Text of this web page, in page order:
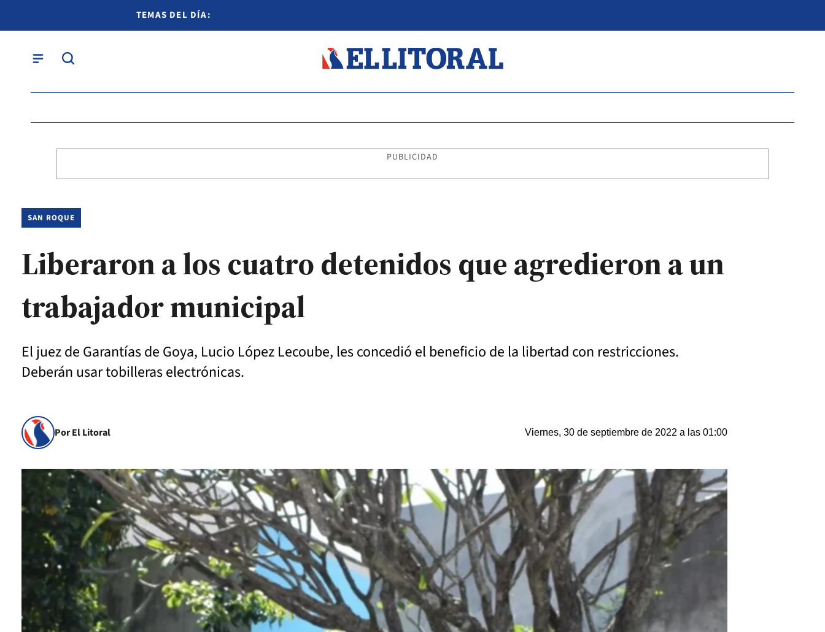
TEMAS DEL DÍA:
PUBLICIDAD
SAN ROQUE
Liberaron a los cuatro detenidos que agredieron a un
trabajador municipal
El juez de Garantías de Goya, Lucio López Lecoube, les concedió el beneficio de la libertad con restricciones.
Deberán usar tobilleras electrónicas.
Por El Litoral Viernes, 30 de septiembre de 2022 a las 01:00